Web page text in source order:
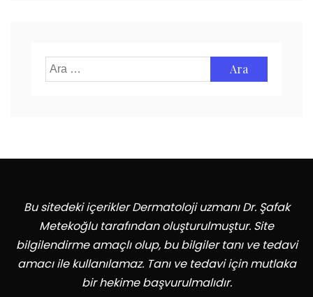
Arama:
Bu sitedeki içerikler Dermatoloji uzmanı Dr. Şafak
Metekoğlu tarafından oluşturulmuştur. Site
bilgilendirme amaçlı olup, bu bilgiler tanı ve tedavi
amacı ile kullanılamaz. Tanı ve tedavi için mutlaka
bir hekime başvurulmalıdır.